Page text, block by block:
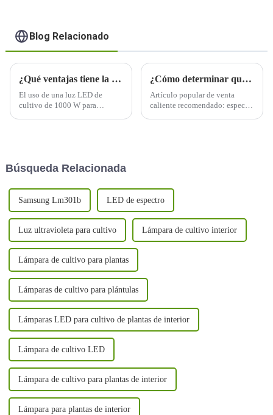
Blog Relacionado
¿Qué ventajas tiene la jardinería de interior al utilizar una luz de cultivo LED de 1000W?
El uso de una luz LED de
cultivo de 1000 W para
de las ventajas:
¿Cómo determinar qué longitud de onda de luz se requiere para el crecimiento de su planta?
Artículo popular de venta
caliente recomendado: espectro
Búsqueda Relacionada
Samsung Lm301b LED de espectro
Luz ultravioleta para cultivo Lámpara de cultivo interior
Lámpara de cultivo para plantas
Lámparas de cultivo para plántulas
Lámparas LED para cultivo de plantas de interior
Lámpara de cultivo LED
Lámpara de cultivo para plantas de interior
Lámpara para plantas de interior